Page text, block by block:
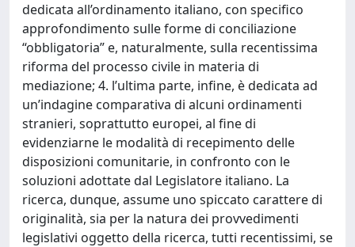
dedicata all’ordinamento italiano, con specifico
approfondimento sulle forme di conciliazione
“obbligatoria” e, naturalmente, sulla recentissima
riforma del processo civile in materia di
mediazione; 4. l’ultima parte, infine, è dedicata ad
un’indagine comparativa di alcuni ordinamenti
stranieri, soprattutto europei, al fine di
evidenziarne le modalità di recepimento delle
disposizioni comunitarie, in confronto con le
soluzioni adottate dal Legislatore italiano. La
ricerca, dunque, assume uno spiccato carattere di
originalità, sia per la natura dei provvedimenti
legislativi oggetto della ricerca, tutti recentissimi, se